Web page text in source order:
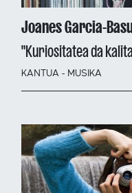
Joanes Garcia-
"Kuriositatea da
KANTUA - MUSIKA